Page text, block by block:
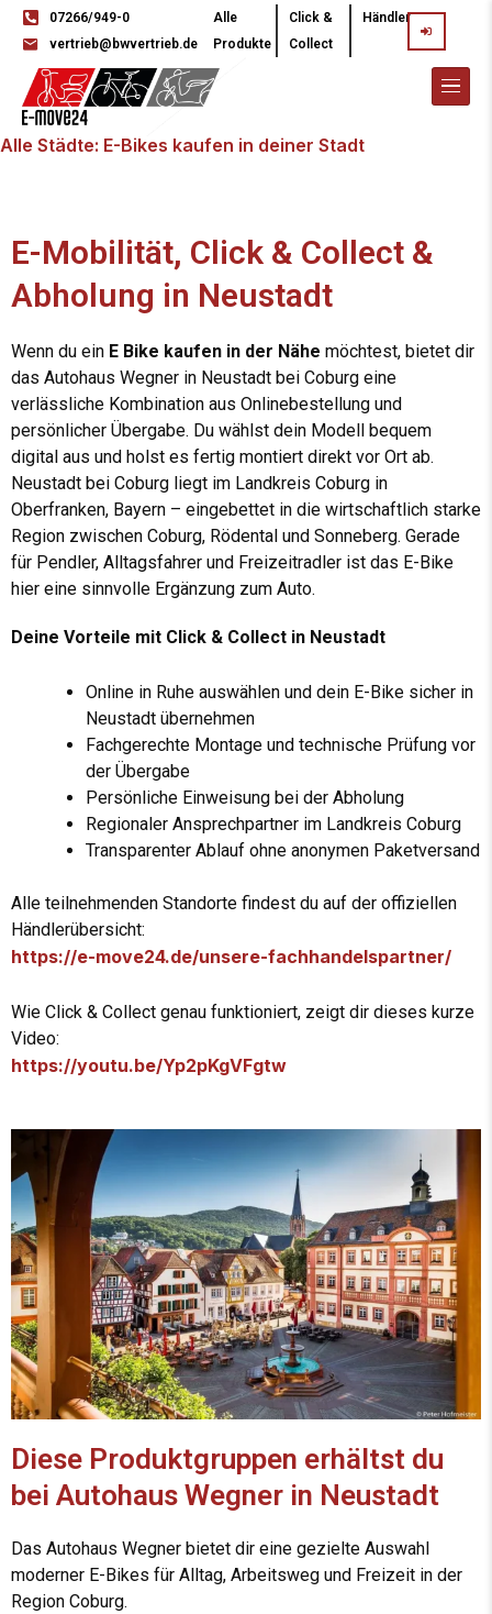
07266/949-0
vertrieb@bwvertrieb.de
Alle
Produkte
Click &
Collect
Händler
Alle Städte: E-Bikes kaufen in deiner Stadt
E-Mobilität, Click & Collect &
Abholung in Neustadt
Wenn du ein E Bike kaufen in der Nähe möchtest, bietet dir
das Autohaus Wegner in Neustadt bei Coburg eine
verlässliche Kombination aus Onlinebestellung und
persönlicher Übergabe. Du wählst dein Modell bequem
digital aus und holst es fertig montiert direkt vor Ort ab.
Neustadt bei Coburg liegt im Landkreis Coburg in
Oberfranken, Bayern – eingebettet in die wirtschaftlich starke
Region zwischen Coburg, Rödental und Sonneberg. Gerade
für Pendler, Alltagsfahrer und Freizeitradler ist das E-Bike
hier eine sinnvolle Ergänzung zum Auto.
Deine Vorteile mit Click & Collect in Neustadt
Online in Ruhe auswählen und dein E-Bike sicher in
Neustadt übernehmen
Fachgerechte Montage und technische Prüfung vor
der Übergabe
Persönliche Einweisung bei der Abholung
Regionaler Ansprechpartner im Landkreis Coburg
Transparenter Ablauf ohne anonymen Paketversand
Alle teilnehmenden Standorte findest du auf der offiziellen
Händlerübersicht:
https://e-move24.de/unsere-fachhandelspartner/
Wie Click & Collect genau funktioniert, zeigt dir dieses kurze
Video:
https://youtu.be/Yp2pKgVFgtw
Diese Produktgruppen erhältst du
bei Autohaus Wegner in Neustadt
Das Autohaus Wegner bietet dir eine gezielte Auswahl
moderner E-Bikes für Alltag, Arbeitsweg und Freizeit in der
Region Coburg.